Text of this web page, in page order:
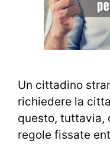
Un cittadino
richiedere la
questo, tuttavia,
regole fissate